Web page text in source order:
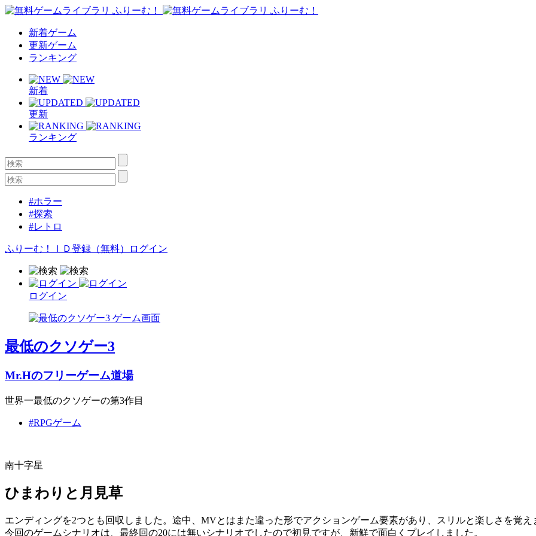
新着ゲーム
更新ゲーム
ランキング
新着
更新
ランキング
#ホラー
#探索
#レトロ
ふりーむ！ＩＤ登録（無料） ログイン
ログイン
最低のクソゲー3
Mr.Hのフリーゲーム道場
世界一最低のクソゲーの第3作目
#RPGゲーム
南十字星
ひまわりと月見草
エンディングを2つとも回収しました。途中、MVとはまた違った形でアクションゲーム要素があり、スリルと楽しさを覚え
今回のゲームシナリオは、最終回の20には無いシナリオでしたので初見ですが、新鮮で面白くプレイしました。